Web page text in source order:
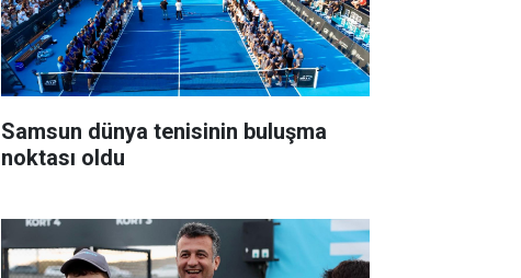
Samsun dünya tenisinin buluşma
noktası oldu